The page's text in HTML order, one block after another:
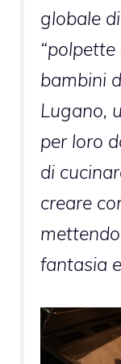
globale
bambini
Lugano,
per loro
di
creare
fantasia